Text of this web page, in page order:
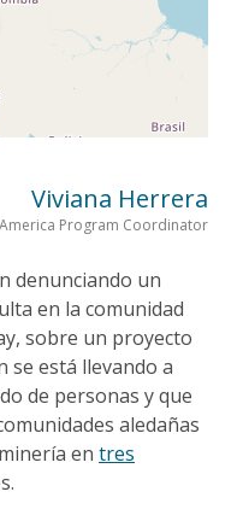
Viviana Herrera
Program Coordinator
denunciando un
en la comunidad
sobre un proyecto
se está llevando a
de personas y que
aledañas
en tres